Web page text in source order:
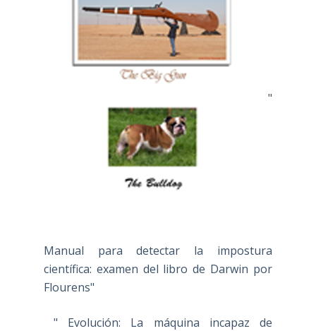
"
Manual para detectar la impostura
científica: examen del libro de Darwin por
Flourens"
" Evolución: La máquina incapaz de